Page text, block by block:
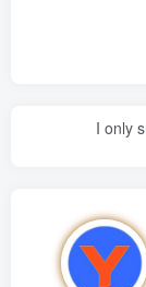
I only